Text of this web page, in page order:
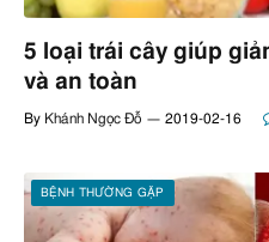
5 loại trái cây giúp
và an toàn
By Khánh Ngọc Đỗ 2019-02-16
BỆNH THƯỜNG GẶP